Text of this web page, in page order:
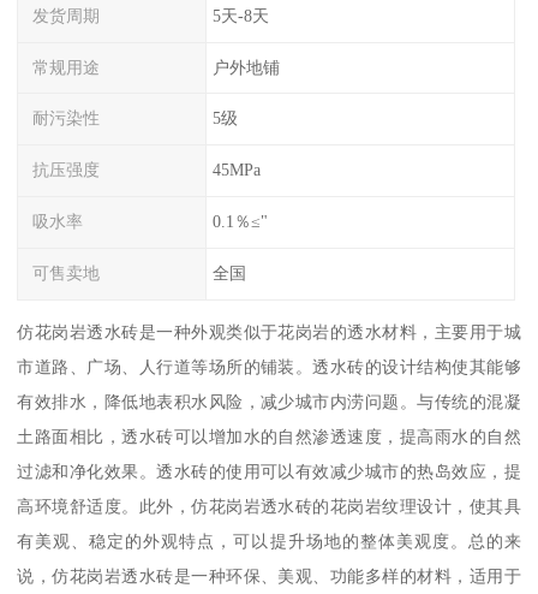
发货周期 5天-8天
常规用途 户外地铺
耐污染性 5级
抗压强度 45MPa
吸水率 0.1％≤"
可售卖地 全国
仿花岗岩透水砖是一种外观类似于花岗岩的透水材料，主要用于城
市道路、广场、人行道等场所的铺装。透水砖的设计结构使其能够
有效排水，降低地表积水风险，减少城市内涝问题。与传统的混凝
土路面相比，透水砖可以增加水的自然渗透速度，提高雨水的自然
过滤和净化效果。透水砖的使用可以有效减少城市的热岛效应，提
高环境舒适度。此外，仿花岗岩透水砖的花岗岩纹理设计，使其具
有美观、稳定的外观特点，可以提升场地的整体美观度。总的来
说，仿花岗岩透水砖是一种环保、美观、功能多样的材料，适用于